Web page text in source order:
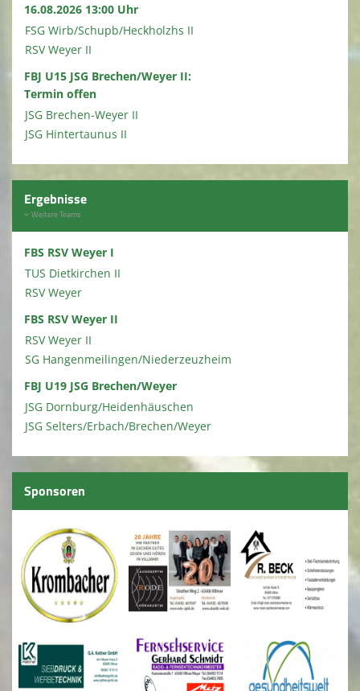
16.08.2026 13:00 Uhr
FSG Wirb/Schupb/Heckholzhs II
RSV Weyer II
FBJ U15 JSG Brechen/Weyer II:
Termin offen
JSG Brechen-Weyer II
JSG Hintertaunus II
Ergebnisse
Weitere Teams
FBS RSV Weyer I
TUS Dietkirchen II
RSV Weyer
FBS RSV Weyer II
RSV Weyer II
SG Hangenmeilingen/Niederzeuzheim
FBJ U19 JSG Brechen/Weyer
JSG Dornburg/Heidenhäuschen
JSG Selters/Erbach/Brechen/Weyer
Sponsoren